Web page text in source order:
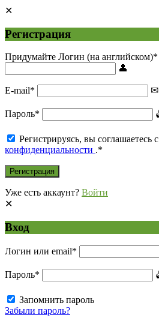
Регистрация
Придумайте Логин (на английском)*
E-mail*
Пароль*
Регистрируясь, вы соглашаетесь с
конфиденциальности .*
Уже есть аккаунт? Войти
Вход
Логин или email*
Пароль*
Запомнить пароль
Забыли пароль?